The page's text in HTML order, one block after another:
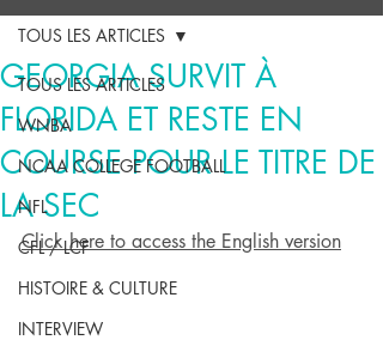
TOUS LES ARTICLES
WNBA
NCAA COLLEGE FOOTBALL
NFL
CFL / LCF
HISTOIRE & CULTURE
INTERVIEW
TOUS LES ARTICLES
GEORGIA SURVIT À
FLORIDA ET RESTE EN
COURSE POUR LE TITRE DE
LA SEC
Click here to access the English version